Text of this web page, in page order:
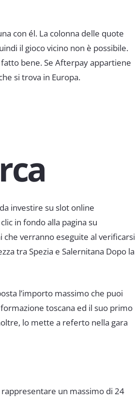
con él. La colonna delle quote
il gioco vicino non è possibile.
bene. Se Afterpay appartiene
si trova in Europa.
investire su slot online
in fondo alla pagina su
verranno eseguite al verificarsi
tra Spezia e Salernitana Dopo la
l’importo massimo che puoi
toscana ed il suo primo
lo mette a referto nella gara
un massimo di 24